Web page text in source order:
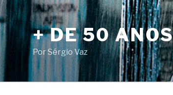
+ DE 50
Por Sérgio Vaz